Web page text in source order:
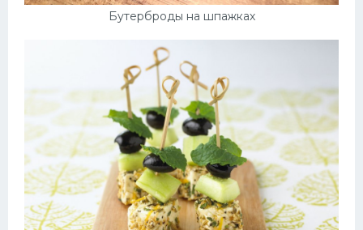
Бутерброды на шпажках